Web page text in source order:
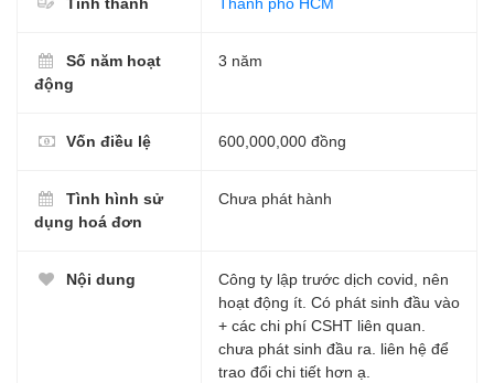
Số năm hoạt
động
3 năm
Vốn điều lệ 600,000,000 đồng
Tình hình sử
dụng hoá đơn
Chưa phát hành
Nội dung
Công ty lập trước dịch covid, nên
hoạt động ít. Có phát sinh đầu vào
+ các chi phí CSHT liên quan.
chưa phát sinh đầu ra. liên hệ để
trao đổi chi tiết hơn ạ.